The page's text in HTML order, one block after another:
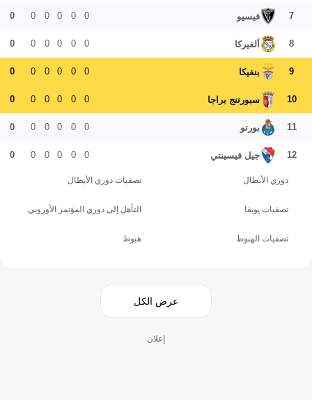
7 فيسيو 0
0
0
0
0
0
8 ألفيركا 0
0
0
0
0
0
9 بنفيكا 0
0
0
0
0
0
10 سبورتنج براجا 0
0
0
0
0
0
11 بورتو 0
0
0
0
0
0
12 جيل فيسينتي 0
0
0
0
0
0
دوري الأبطال تصفيات دوري الأبطال
تصفيات يويفا التأهل إلى دوري المؤتمر الأوروبي
تصفيات الهبوط هبوط
عرض الكل
إعلان